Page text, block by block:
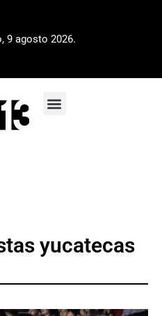
9 agosto 2026.
yucatecas